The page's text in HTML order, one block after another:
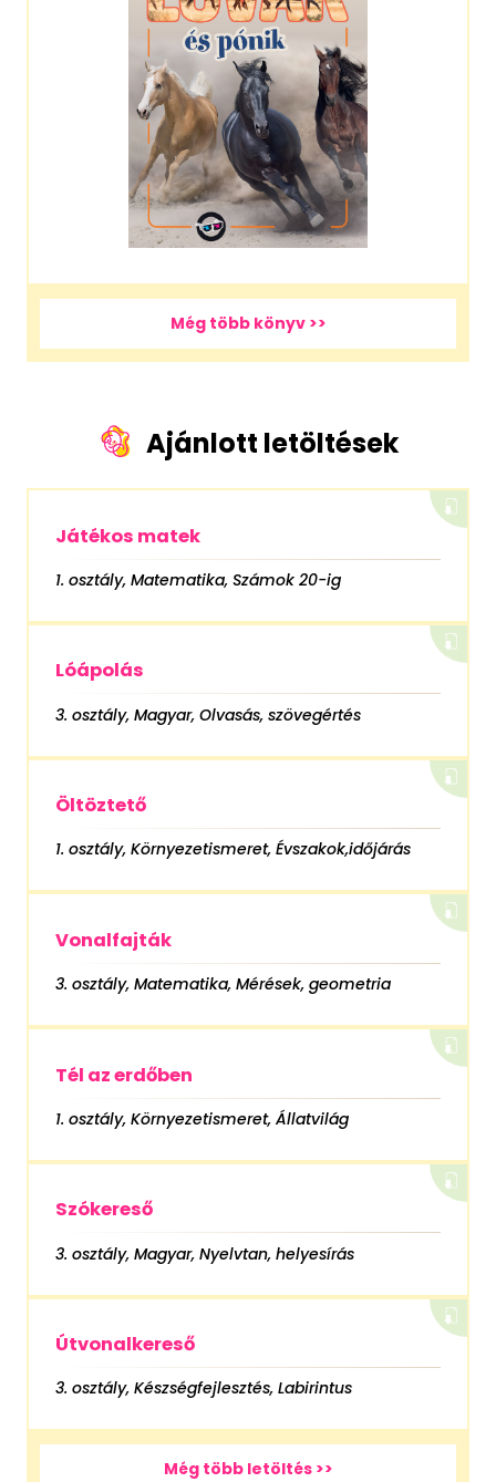
Még több könyv >>
Ajánlott letöltések
Játékos matek
1. osztály, Matematika, Számok 20-ig
Lóápolás
3. osztály, Magyar, Olvasás, szövegértés
Öltöztető
1. osztály, Környezetismeret, Évszakok,időjárás
Vonalfajták
3. osztály, Matematika, Mérések, geometria
Tél az erdőben
1. osztály, Környezetismeret, Állatvilág
Szókereső
3. osztály, Magyar, Nyelvtan, helyesírás
Útvonalkereső
3. osztály, Készségfejlesztés, Labirintus
Még több letöltés >>